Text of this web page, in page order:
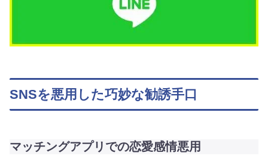
SNSを悪用した巧妙な勧誘手口
マッチングアプリでの恋愛感情悪用